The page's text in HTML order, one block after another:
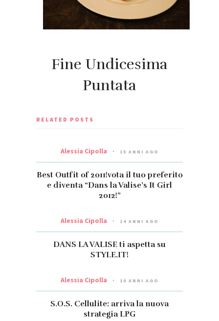
Fine Undicesima
Puntata
RELATED POSTS
Alessia Cipolla 15 ANNI AGO
Best Outfit of 2011!vota il tuo preferito
e diventa “Dans la Valise’s It Girl
2012!”
Alessia Cipolla 14 ANNI AGO
DANS LA VALISE ti aspetta su
STYLE.IT!
Alessia Cipolla 10 ANNI AGO
S.O.S. Cellulite: arriva la nuova
strategia LPG